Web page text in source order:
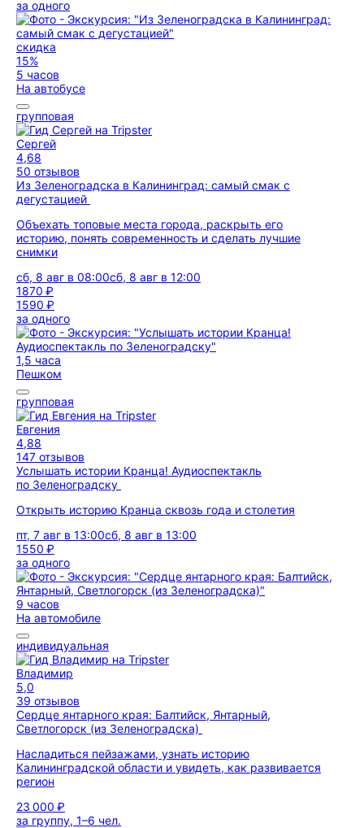
за одного
скидка
15%
5 часов
На автобусе
групповая
Сергей
4,68
50 отзывов
Из Зеленоградска в Калининград: самый смак с
дегустацией
Объехать топовые места города, раскрыть его
историю, понять современность и сделать лучшие
снимки
сб, 8 авг в 08:00сб, 8 авг в 12:00
1870 ₽
1590 ₽
за одного
1,5 часа
Пешком
групповая
Евгения
4,88
147 отзывов
Услышать истории Кранца! Аудиоспектакль
по Зеленоградску
Открыть историю Кранца сквозь года и столетия
пт, 7 авг в 13:00сб, 8 авг в 13:00
1550 ₽
за одного
9 часов
На автомобиле
индивидуальная
Владимир
5,0
39 отзывов
Сердце янтарного края: Балтийск, Янтарный,
Светлогорск (из Зеленоградска)
Насладиться пейзажами, узнать историю
Калининградской области и увидеть, как развивается
регион
23 000 ₽
за группу, 1–6 чел.